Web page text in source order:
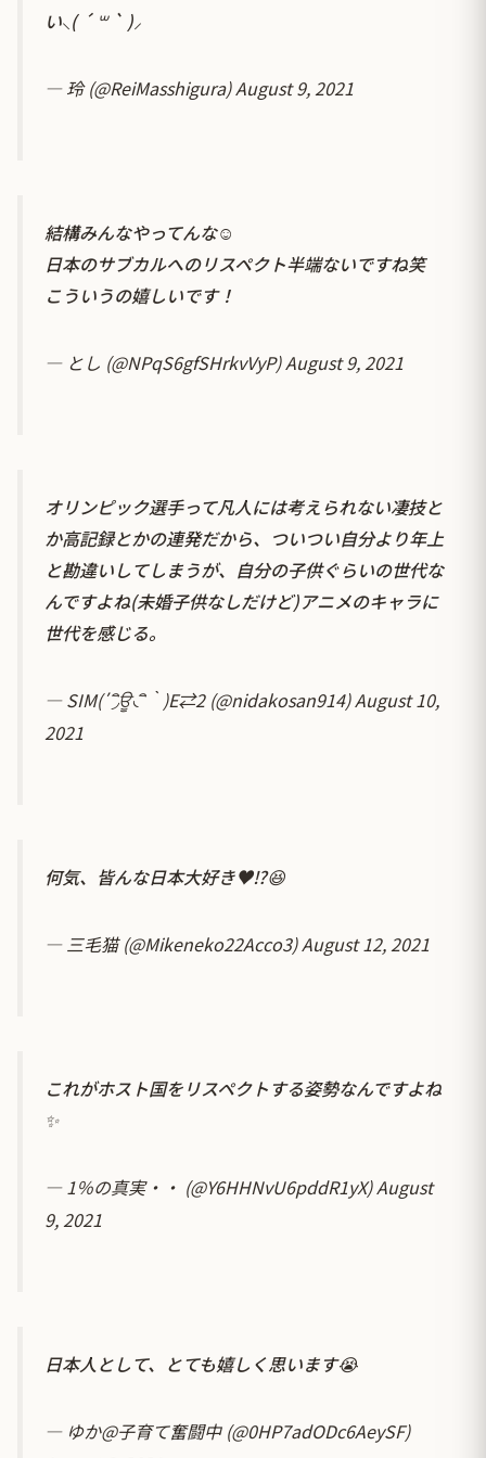
い⸜( ´ ꒳ ` )⸝
— 玲 (@ReiMasshigura)August 9, 2021
結構みんなやってんな☺️
日本のサブカルへのリスペクト半端ないですね笑
こういうの嬉しいです！
— とし (@NPqS6gfSHrkvVyP)August 9, 2021
オリンピック選手って凡人には考えられない凄技と
か高記録とかの連発だから、ついつい自分より年上
と勘違いしてしまうが、自分の子供ぐらいの世代な
んですよね(未婚子供なしだけど)アニメのキャラに
世代を感じる。
— SIM(΄◞ิਊ◟ิ‵)E⇄2 (@nidakosan914)August 10,
2021
何気、皆んな日本大好き♥⁉️😆
— 三毛猫 (@Mikeneko22Acco3)August 12, 2021
これがホスト国をリスペクトする姿勢なんですよね
✨
— 1％の真実・・ (@Y6HHNvU6pddR1yX)August
9, 2021
日本人として、とても嬉しく思います😭
— ゆか@子育て奮闘中 (@0HP7adODc6AeySF)